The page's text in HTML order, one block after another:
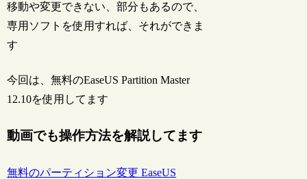
移動や変更できない、部分もあるので、
専用ソフトを使用すれば、それができま
す
今回は、無料のEaseUS Partition Master
12.10を使用してます
動画でも操作方法を解説してます
無料のパーティション変更 EaseUS